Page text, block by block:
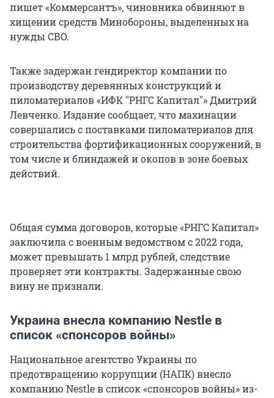
пишет «Коммерсантъ», чиновника обвиняют в
хищении средств Минобороны, выделенных на
нужды СВО.
Также задержан гендиректор компании по
производству деревянных конструкций и
пиломатериалов «ИФК "РНГС Капитал"» Дмитрий
Левченко. Издание сообщает, что махинации
совершались с поставками пиломатериалов для
строительства фортификационных сооружений, в
том числе и блиндажей и окопов в зоне боевых
действий.
Общая сумма договоров, которые «РНГС Капитал»
заключила с военным ведомством с 2022 года,
может превышать 1 млрд рублей, следствие
проверяет эти контракты. Задержанные свою
вину не признали.
Украина внесла компанию Nestle в
список «спонсоров войны»
Национальное агентство Украины по
предотвращению коррупции (НАПК) внесло
компанию Nestle в список «спонсоров войны» из-